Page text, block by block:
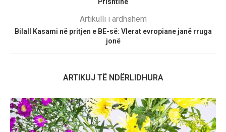
Artikulli i ardhshëm
Bilall Kasami në pritjen e BE-së: Vlerat evropiane janë rruga
jonë
ARTIKUJ TË NDËRLIDHURA